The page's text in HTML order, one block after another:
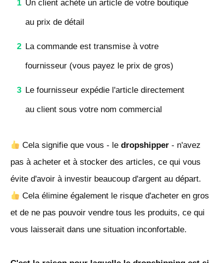
1 Un client achète un article de votre boutique
au prix de détail
2 La commande est transmise à votre
fournisseur (vous payez le prix de gros)
3 Le fournisseur expédie l'article directement
au client sous votre nom commercial
Cela signifie que vous - ledropshipper- n'avez
pas à acheter et à stocker des articles, ce qui vous
évite d'avoir à investir beaucoup d'argent au départ.
Cela élimine également le risque d'acheter en gros
et de ne pas pouvoir vendre tous les produits, ce qui
vous laisserait dans une situation inconfortable.